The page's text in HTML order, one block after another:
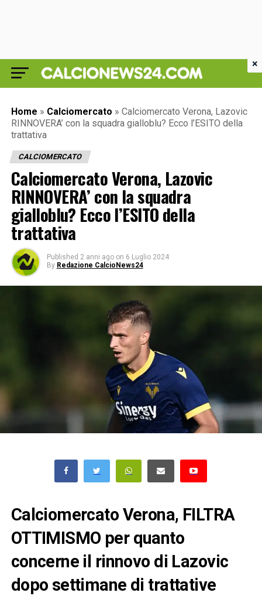
Home » Calciomercato » Calciomercato Verona, Lazovic
RINNOVERA’ con la squadra gialloblu? Ecco l’ESITO della
trattativa
CALCIOMERCATO
Calciomercato Verona, Lazovic
RINNOVERA’ con la squadra
gialloblu? Ecco l’ESITO della
trattativa
Published 2 anni ago on 6 Luglio 2024
By Redazione CalcioNews24
Calciomercato Verona, FILTRA
OTTIMISMO per quanto
concerne il rinnovo di Lazovic
dopo settimane di trattative
×